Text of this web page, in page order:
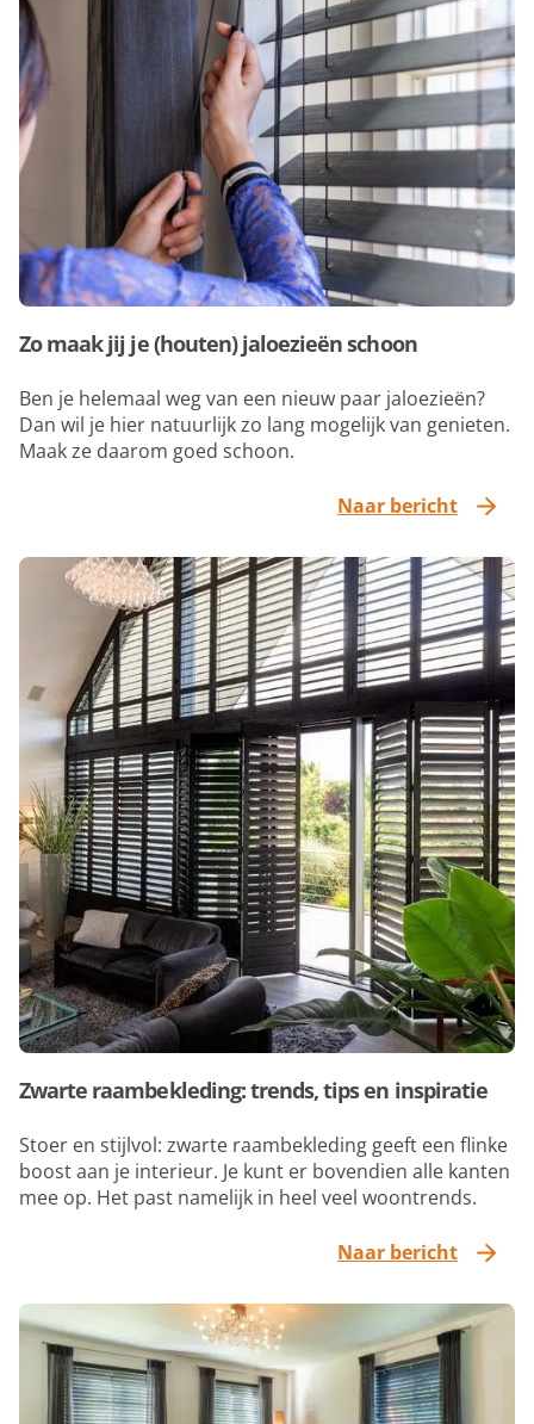
Zo maak jij je (houten) jaloezieën schoon
Ben je helemaal weg van een nieuw paar jaloezieën?
Dan wil je hier natuurlijk zo lang mogelijk van genieten.
Maak ze daarom goed schoon.
Naar bericht
Zwarte raambekleding: trends, tips en inspiratie
Stoer en stijlvol: zwarte raambekleding geeft een flinke
boost aan je interieur. Je kunt er bovendien alle kanten
mee op. Het past namelijk in heel veel woontrends.
Naar bericht